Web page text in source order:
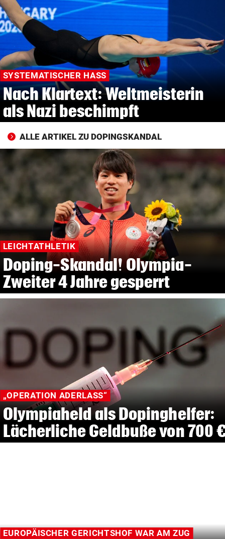
© Krone Multimedia GmbH & Co KG 2026
Muthgasse 2, 1190 Wien
SYSTEMATISCHER HASS
Nach Klartext: Weltmeisterin
als Nazi beschimpft
ALLE ARTIKEL ZU DOPINGSKANDAL
LEICHTATHLETIK
Doping-Skandal! Olympia-
Zweiter 4 Jahre gesperrt
„OPERATION ADERLASS“
Olympiaheld als Dopinghelfer:
Lächerliche Geldbuße von 700
EUROPÄISCHER GERICHTSHOF WAR AM ZUG